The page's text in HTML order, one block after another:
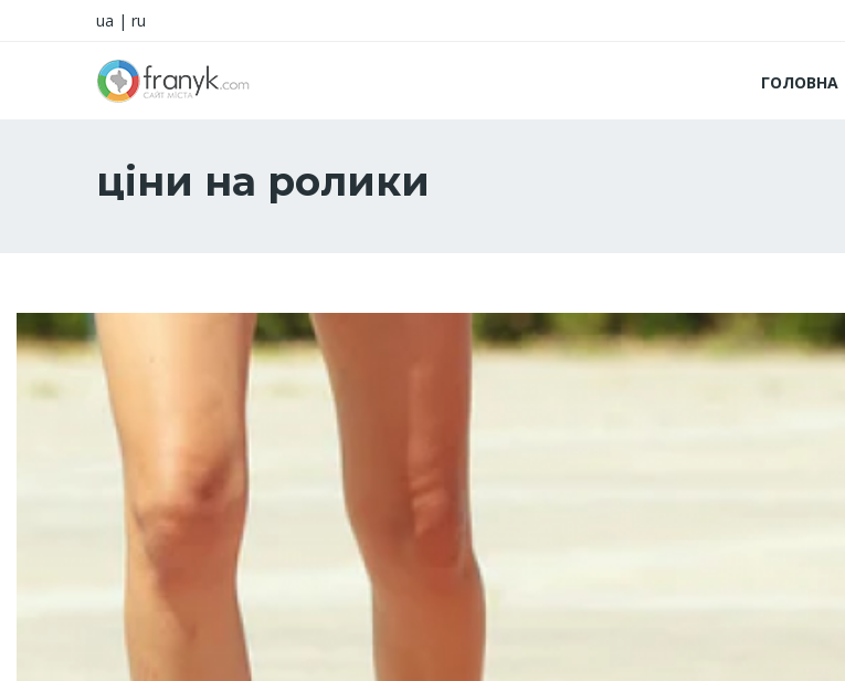
ua | ru
ГОЛОВНА
ціни на ролики